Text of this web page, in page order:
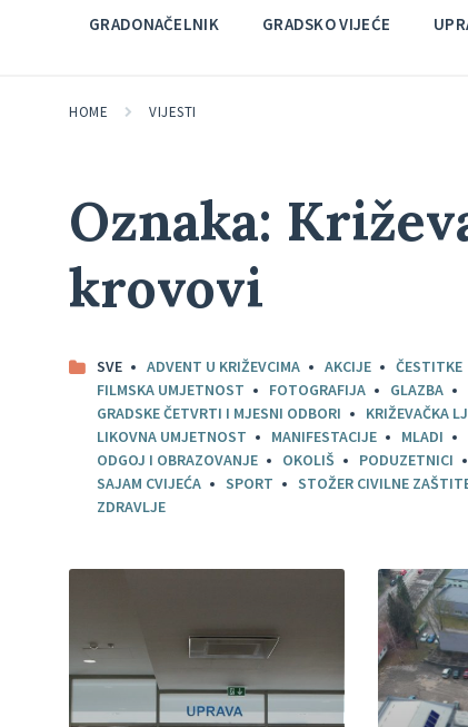
GRADONAČELNIK GRADSKO VIJEĆE
HOME VIJESTI
Oznaka:
krovovi
SVE ADVENT U KRIŽEVCIMA AKCIJE ČESTITKE
FILMSKA UMJETNOST
FOTOGRAFIJA GLAZBA
GRADSKE ČETVRTI I MJESNI ODBORI
KRIŽEVAČKA
LIKOVNA UMJETNOST
MANIFESTACIJE MLADI
ODGOJ I OBRAZOVANJE
OKOLIŠ PODUZETNICI
SAJAM CVIJEĆA
SPORT STOŽER CIVILNE
ZDRAVLJE
Pročitajte
Pročitajte
više